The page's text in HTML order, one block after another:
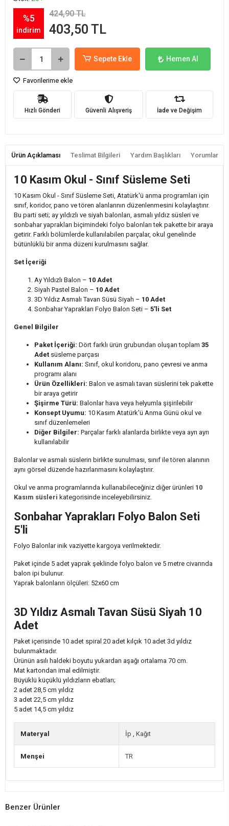
%5
indirim
424,90 TL
403,50 TL
Sepete Ekle Hemen Al
Favorilerime ekle
Hızlı Gönderi Güvenli Alışveriş İade ve Değişim
Ürün Açıklaması Teslimat Bilgileri Yardım Başlıkları Yorumlar
10 Kasım Okul - Sınıf Süsleme Seti
10 Kasım Okul - Sınıf Süsleme Seti, Atatürk'ü anma programları için
sınıf, koridor, pano ve tören alanlarının düzenlenmesini kolaylaştırır.
Bu parti seti; ay yıldızlı ve siyah balonları, asmalı yıldız süsleri ve
sonbahar yaprakları biçimindeki folyo balonları tek pakette bir araya
getirir. Farklı bölümlerde kullanılabilen parçalar, okul genelinde
bütünlüklü bir anma düzeni kurulmasını sağlar.
Set İçeriği
Ay Yıldızlı Balon – 10 Adet
Siyah Pastel Balon – 10 Adet
3D Yıldız Asmalı Tavan Süsü Siyah – 10 Adet
Sonbahar Yaprakları Folyo Balon Seti – 5'li Set
Genel Bilgiler
Paket İçeriği: Dört farklı ürün grubundan oluşan toplam 35
Adet süsleme parçası
Kullanım Alanı: Sınıf, okul koridoru, pano çevresi ve anma
programı alanı
Ürün Özellikleri: Balon ve asmalı tavan süslerini tek pakette
bir araya getirir
Şişirme Türü: Balonlar hava veya helyumla şişirilebilir
Konsept Uyumu: 10 Kasım Atatürk'ü Anma Günü okul ve
sınıf düzenlemeleri
Diğer Bilgiler: Parçalar farklı alanlarda birlikte veya ayrı ayrı
kullanılabilir
Balonlar ve asmalı süslerin birlikte sunulması, sınıf ile tören alanının
aynı görsel düzende hazırlanmasını kolaylaştırır.
Okul ve anma programlarında kullanabileceğiniz diğer ürünleri 10
Kasım süsleri kategorisinde inceleyebilirsiniz.
Sonbahar Yaprakları Folyo Balon Seti
5'li
Folyo Balonlar inik vaziyette kargoya verilmektedir.
Paket içinde 5 adet yaprak şeklinde folyo balon ve 5 metre civarında
balon ipi bulunur.
Yaprak balonların ölçüleri: 52x60 cm
3D Yıldız Asmalı Tavan Süsü Siyah 10
Adet
Paket içerisinde 10 adet spiral 20 adet kılçık 10 adet 3d yıldız
bulunmaktadır.
Ürünün asılı haldeki boyutu yukardan aşağı ortalama 70 cm.
Mat kartondan imal edilmiştir.
Büyüklü küçüklü yıldızların ebatları;
2 adet 28,5 cm yıldız
3 adet 22,5 cm yıldız
5 adet 14,5 cm yıldız
Materyal İp , Kağıt
Menşei TR
Benzer Ürünler